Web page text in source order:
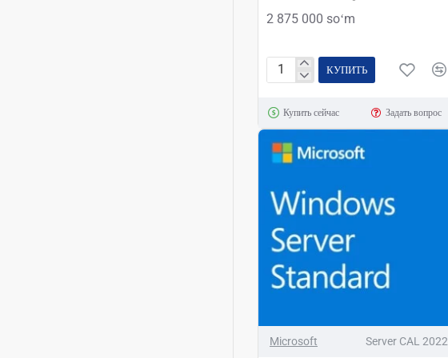
2 875 000 soʻm
Microsoft
Pro
32/64
All
Languages
Download
FQC-
09131
КУПИТЬ
Купить сейчас Задать вопрос
Microsoft Server CAL 2022